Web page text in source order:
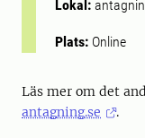
Lokal:
Plats: Online
Läs mer om det
antagning.se
.